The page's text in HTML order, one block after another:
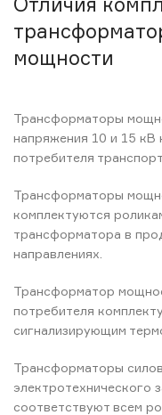
мощности
Трансформаторы
напряжения 10 и 15 кВ
потребителя
Трансформаторы
комплектуются
трансформатора в
направлениях.
Трансформатор
потребителя
сигнализирующим
Трансформаторы
электротехнического
соответствуют всем